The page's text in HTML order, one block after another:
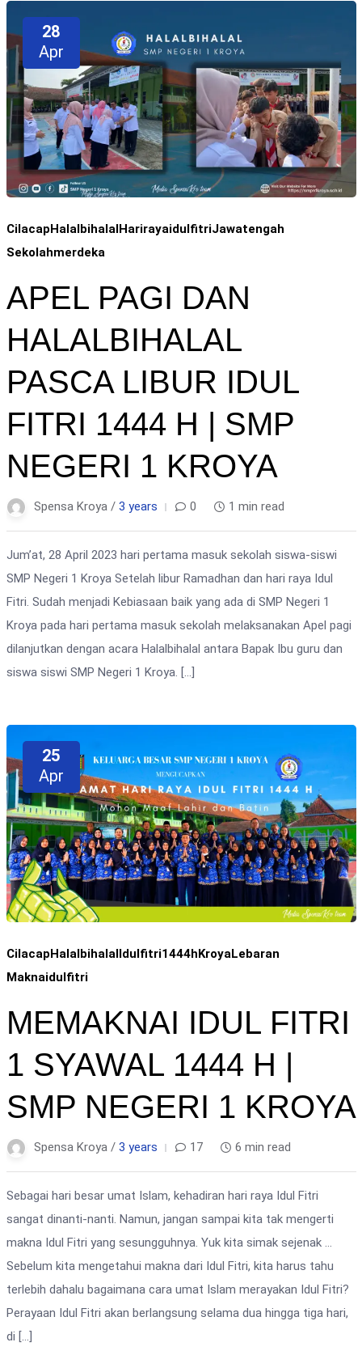
28
Apr
Cilacap Halalbihalal HarirayaidulfitriJawatengah
Sekolahmerdeka
APEL PAGI DAN
HALALBIHALAL
PASCA LIBUR IDUL
FITRI 1444 H | SMP
NEGERI 1 KROYA
Spensa Kroya / 3 years 0 1 min read
Jum’at, 28 April 2023 hari pertama masuk sekolah siswa-siswi
SMP Negeri 1 Kroya Setelah libur Ramadhan dan hari raya Idul
Fitri. Sudah menjadi Kebiasaan baik yang ada di SMP Negeri 1
Kroya pada hari pertama masuk sekolah melaksanakan Apel pagi
dilanjutkan dengan acara Halalbihalal antara Bapak Ibu guru dan
siswa siswi SMP Negeri 1 Kroya. […]
25
Apr
CilacapHalalbihalalIdulfitri1444hKroyaLebaran
Maknaidulfitri
MEMAKNAI IDUL FITRI
1 SYAWAL 1444 H |
SMP NEGERI 1 KROYA
Spensa Kroya / 3 years 17 6 min read
Sebagai hari besar umat Islam, kehadiran hari raya Idul Fitri
sangat dinanti-nanti. Namun, jangan sampai kita tak mengerti
makna Idul Fitri yang sesungguhnya. Yuk kita simak sejenak …
Sebelum kita mengetahui makna dari Idul Fitri, kita harus tahu
terlebih dahalu bagaimana cara umat Islam merayakan Idul Fitri?
Perayaan Idul Fitri akan berlangsung selama dua hingga tiga hari,
di […]